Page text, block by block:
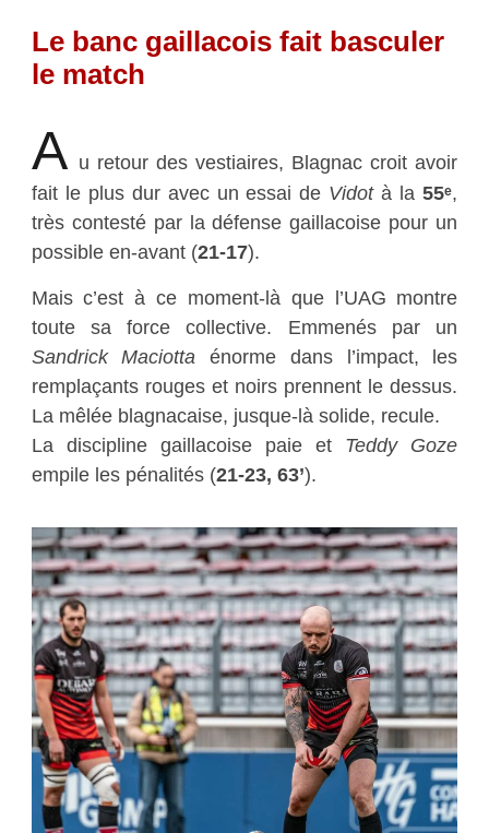
Le banc gaillacois fait basculer
le match
A u retour des vestiaires, Blagnac croit avoir
fait le plus dur avec un essai de Vidotà la55ᵉ,
très contesté par la défense gaillacoise pour un
possible en-avant (21-17).
Mais c’est à ce moment-là que l’UAG montre
toute sa force collective. Emmenés par un
Sandrick Maciotta énorme dans l’impact, les
remplaçants rouges et noirs prennent le dessus.
La mêlée blagnacaise, jusque-là solide, recule.
La discipline gaillacoise paie et Teddy Goze
empile les pénalités (21-23, 63’).